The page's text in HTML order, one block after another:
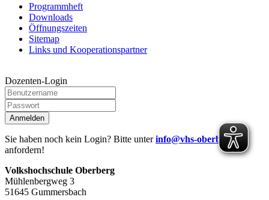
Programmheft
Downloads
Öffnungszeiten
Sitemap
Links und Kooperationspartner
Dozenten-Login
Anmelden
Sie haben noch kein Login? Bitte unterinfo@vhs-oberberg.de
anfordern!
Volkshochschule Oberberg
Mühlenbergweg 3
51645 Gummersbach